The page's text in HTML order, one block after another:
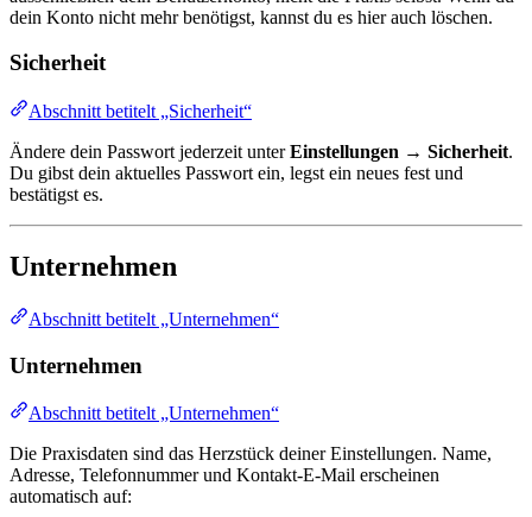
dein Konto nicht mehr benötigst, kannst du es hier auch löschen.
Sicherheit
Abschnitt betitelt „Sicherheit“
Ändere dein Passwort jederzeit unterEinstellungen → Sicherheit.
Du gibst dein aktuelles Passwort ein, legst ein neues fest und
bestätigst es.
Unternehmen
Abschnitt betitelt „Unternehmen“
Unternehmen
Abschnitt betitelt „Unternehmen“
Die Praxisdaten sind das Herzstück deiner Einstellungen. Name,
Adresse, Telefonnummer und Kontakt-E-Mail erscheinen
automatisch auf: